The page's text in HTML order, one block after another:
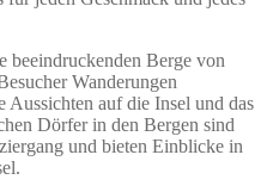
beeindruckenden Berge von
Wanderungen
Aussichten auf die Insel und das
Dörfer in den Bergen sind
und bieten Einblicke in